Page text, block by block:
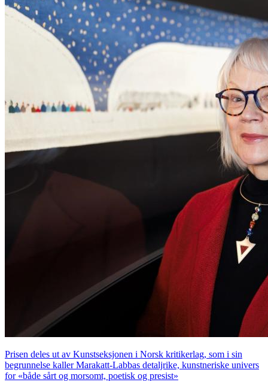
Prisen deles ut av Kunstseksjonen i Norsk kritikerlag, som i sin
begrunnelse kaller Marakatt-Labbas detaljrike, kunstneriske univers
for «både sårt og morsomt, poetisk og presist»